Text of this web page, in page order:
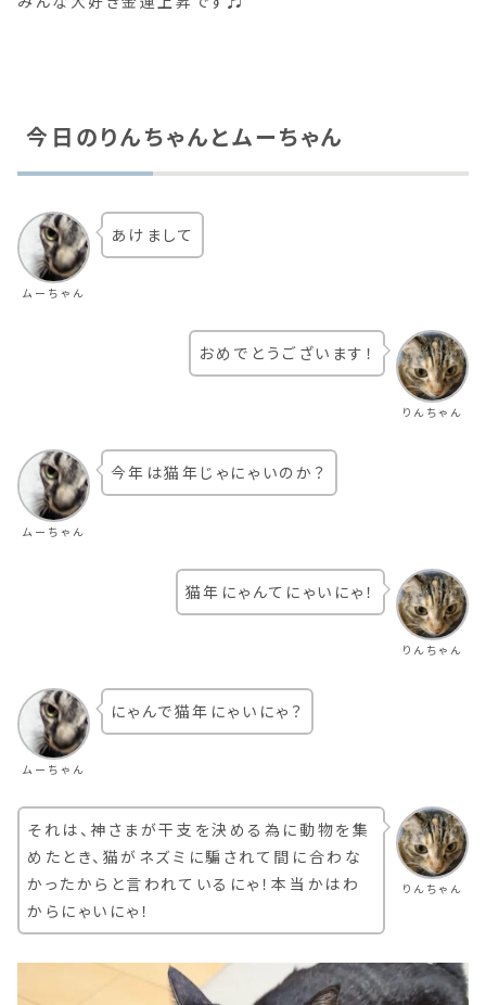
今日のりんちゃんとムーちゃん
ムーちゃん
あけまして
りんちゃん
おめでとうございます！
ムーちゃん
今年は猫年じゃにゃいのか？
りんちゃん
猫年にゃんてにゃいにゃ！
ムーちゃん
にゃんで猫年にゃいにゃ？
りんちゃん
それは、神さまが干支を決める為に動物を集
めたとき、猫がネズミに騙されて間に合わな
かったからと言われているにゃ！本当かはわ
からにゃいにゃ！